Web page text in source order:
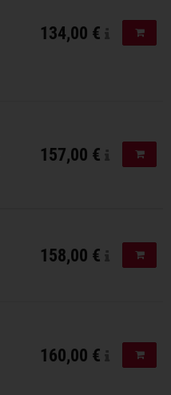
134,00 €
157,00 €
158,00 €
160,00 €